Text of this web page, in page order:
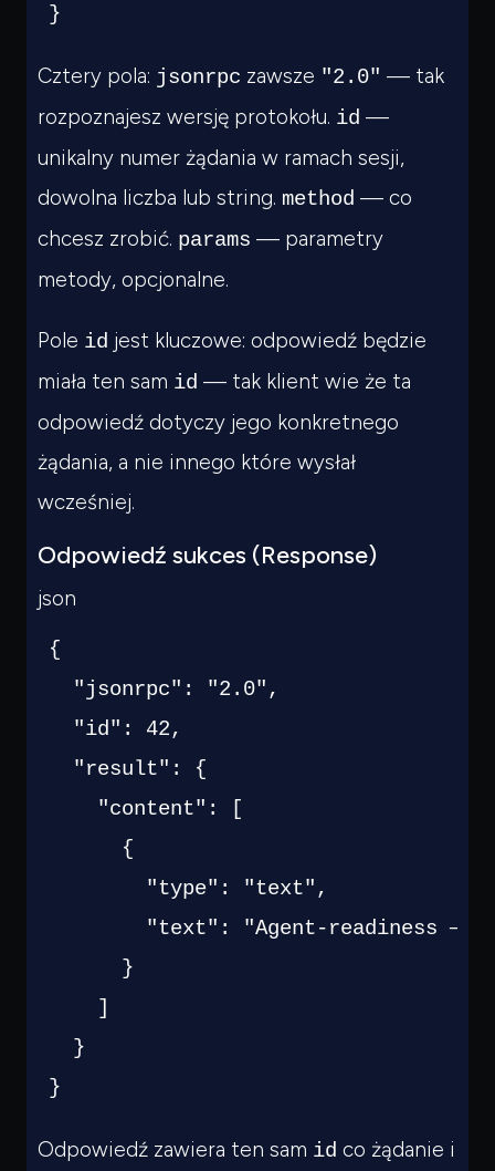
}
Cztery pola: jsonrpc zawsze "2.0" — tak
rozpoznajesz wersję protokołu. id —
unikalny numer żądania w ramach sesji,
dowolna liczba lub string. method — co
chcesz zrobić. params — parametry
metody, opcjonalne.
Pole id jest kluczowe: odpowiedź będzie
miała ten sam id — tak klient wie że ta
odpowiedź dotyczy jego konkretnego
żądania, a nie innego które wysłał
wcześniej.
Odpowiedź sukces (Response)
json
{
"jsonrpc" : "2.0" ,
"id" : 42,
"result" :
{
"content" :
[
{
"type" : "text" ,
"text" :
"Agent-readiness —
}
]
}
}
Odpowiedź zawiera ten sam id co żądanie i